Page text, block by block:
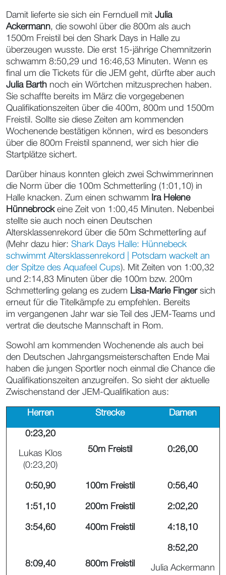
Damit lieferte sie sich ein Fernduell mit Julia
Ackermann, die sowohl über die 800m als auch
1500m Freistil bei den Shark Days in Halle zu
überzeugen wusste. Die erst 15-jährige Chemnitzerin
schwamm 8:50,29 und 16:46,53 Minuten. Wenn es
final um die Tickets für die JEM geht, dürfte aber auch
Julia Barth noch ein Wörtchen mitzusprechen haben.
Sie schaffte bereits im März die vorgegebenen
Qualifikationszeiten über die 400m, 800m und 1500m
Freistil. Sollte sie diese Zeiten am kommenden
Wochenende bestätigen können, wird es besonders
über die 800m Freistil spannend, wer sich hier die
Startplätze sichert.
Darüber hinaus konnten gleich zwei Schwimmerinnen
die Norm über die 100m Schmetterling (1:01,10) in
Halle knacken. Zum einen schwamm
Ira Helene
Hünnebrockeine Zeit von 1:00,45 Minuten. Nebenbei
stellte sie auch noch einen Deutschen
Altersklassenrekord über die 50m Schmetterling auf
(Mehr dazu hier: Shark Days Halle: Hünnebeck
schwimmt Altersklassenrekord | Potsdam wackelt an
der Spitze des Aquafeel Cups). Mit Zeiten von 1:00,32
und 2:14,83 Minuten über die 100m bzw. 200m
Schmetterling gelang es zudem Lisa-Marie Fingersich
erneut für die Titelkämpfe zu empfehlen. Bereits
im vergangenen Jahr war sie Teil des JEM-Teams und
vertrat die deutsche Mannschaft in Rom.
Sowohl am kommenden Wochenende als auch bei
den Deutschen Jahrgangsmeisterschaften Ende Mai
haben die jungen Sportler noch einmal die Chance die
Qualifikationszeiten anzugreifen. So sieht der aktuelle
Zwischenstand der JEM-Qualifikation aus:
Herren Strecke Damen
0:23,20
Lukas Klos
(0:23,20)
50m Freistil 0:26,00
0:50,90 100m Freistil 0:56,40
1:51,10 200m Freistil 2:02,20
3:54,60 400m Freistil 4:18,10
8:09,40 800m Freistil
8:52,20
Julia Ackermann